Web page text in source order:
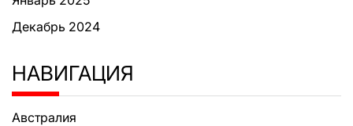
Декабрь 2024
НАВИГАЦИЯ
Австралия